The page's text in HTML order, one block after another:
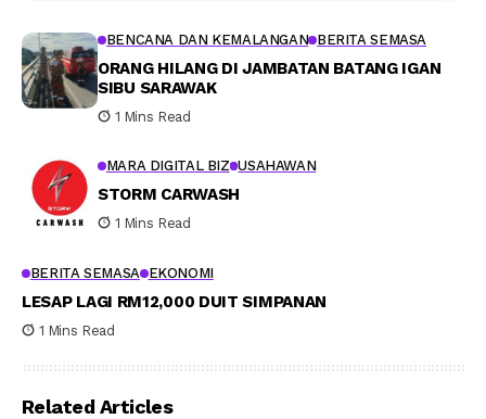
BENCANA DAN KEMALANGAN BERITA SEMASA
ORANG HILANG DI JAMBATAN BATANG IGAN
SIBU SARAWAK
1 Mins Read
MARA DIGITAL BIZ USAHAWAN
STORM CARWASH
1 Mins Read
BERITA SEMASA EKONOMI
LESAP LAGI RM12,000 DUIT SIMPANAN
1 Mins Read
Related Articles